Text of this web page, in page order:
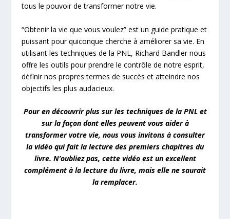
tous le pouvoir de transformer notre vie.
“Obtenir la vie que vous voulez” est un guide pratique et
puissant pour quiconque cherche à améliorer sa vie. En
utilisant les techniques de la PNL, Richard Bandler nous
offre les outils pour prendre le contrôle de notre esprit,
définir nos propres termes de succès et atteindre nos
objectifs les plus audacieux.
Pour en découvrir plus sur les techniques de la PNL et
sur la façon dont elles peuvent vous aider à
transformer votre vie, nous vous invitons à consulter
la vidéo qui fait la lecture des premiers chapitres du
livre. N’oubliez pas, cette vidéo est un excellent
complément à la lecture du livre, mais elle ne saurait
la remplacer.